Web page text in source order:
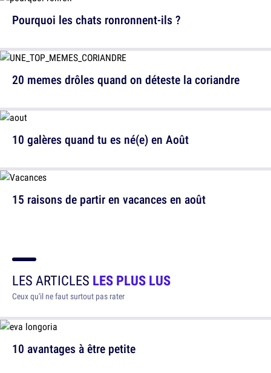
Pourquoi les chats ronronnent-ils ?
10 galères quand tu es né(e) en Août
20 memes drôles quand on déteste la coriandre
15 raisons de partir en vacances en août
LES ARTICLES LES PLUS LUS
Ceux qu'il ne faut surtout pas rater
10 avantages à être petite